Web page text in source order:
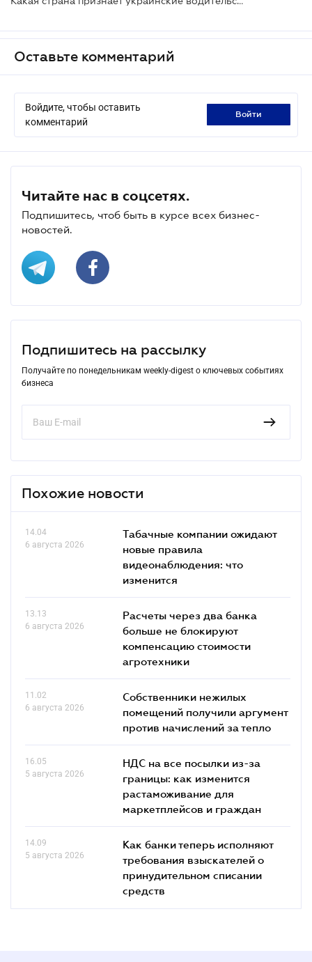
Оставьте комментарий
Войдите, чтобы оставить
комментарий
войти
Читайте нас в соцсетях.
Подпишитесь, чтоб быть в курсе всех бизнес-
новостей.
Подпишитесь на рассылку
Получайте по понедельникам weekly-digest о ключевых событиях
бизнеса
Похожие новости
14.04
6 августа 2026
Табачные компании ожидают
новые правила
видеонаблюдения: что
изменится
13.13
6 августа 2026
Расчеты через два банка
больше не блокируют
компенсацию стоимости
агротехники
11.02
6 августа 2026
Собственники нежилых
помещений получили аргумент
против начислений за тепло
16.05
5 августа 2026
НДС на все посылки из-за
границы: как изменится
растаможивание для
маркетплейсов и граждан
14.09
5 августа 2026
Как банки теперь исполняют
требования взыскателей о
принудительном списании
средств